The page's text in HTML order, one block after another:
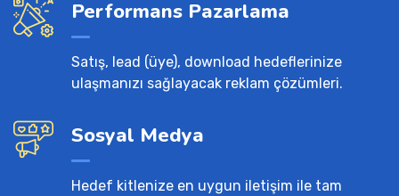
Performans Pazarlama
Satış, lead (üye), download hedeflerinize
ulaşmanızı sağlayacak reklam çözümleri.
Sosyal Medya
Hedef kitlenize en uygun iletişim ile tam